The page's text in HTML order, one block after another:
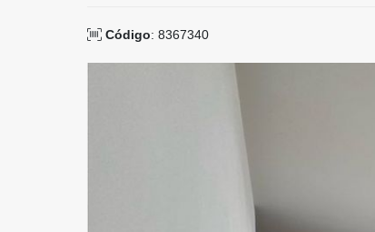
Código: 8367340